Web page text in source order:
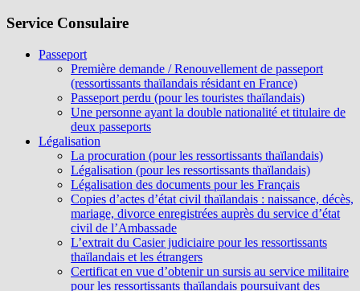
Service Consulaire
Passeport
Première demande / Renouvellement de passeport
(ressortissants thaïlandais résidant en France)
Passeport perdu (pour les touristes thaïlandais)
Une personne ayant la double nationalité et titulaire de
deux passeports
Légalisation
La procuration (pour les ressortissants thaïlandais)
Légalisation (pour les ressortissants thaïlandais)
Légalisation des documents pour les Français
Copies d’actes d’état civil thaïlandais : naissance, décès,
mariage, divorce enregistrées auprès du service d’état
civil de l’Ambassade
L’extrait du Casier judiciaire pour les ressortissants
thaïlandais et les étrangers
Certificat en vue d’obtenir un sursis au service militaire
pour les ressortissants thaïlandais poursuivant des